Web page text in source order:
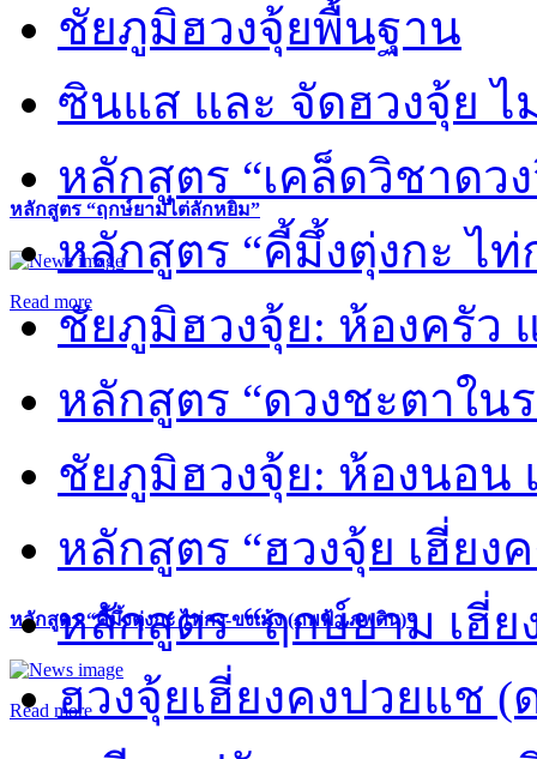
หลักสูตร “ฤกษ์ยามไต่ลักหยิ่ม”
Read more
หลักสูตร “คี้มึ้งตุ่งกะ ไท่กง-ขงเม้ง (ภพฟ้า ภพดิน)”
Read more
ชัยภูมิฮวงจุ้ยพื้นฐาน
ซินแส และ จัดฮวงจุ้ย ไ
หลักสูตร “เคล็ดวิชาดว
หลักสูตร “คี้มึ้งตุ่งกะ ไ
ชัยภูมิฮวงจุ้ย: ห้องครัว
หลักสูตร “ดวงชะตาใน
ชัยภูมิฮวงจุ้ย: ห้องนอน
หลักสูตร “ฮวงจุ้ย เฮี่ยง
หลักสูตร “ฤกษ์ยาม เฮี่ย
ฮวงจุ้ยเฮี่ยงคงปวยแช (